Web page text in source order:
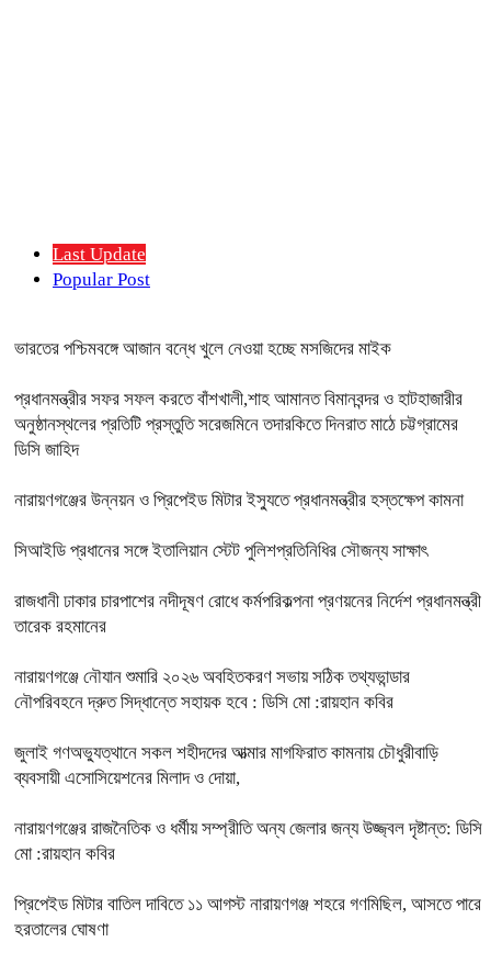
Last Update
Popular Post
ভারতের পশ্চিমবঙ্গে আজান বন্ধে খুলে নেওয়া হচ্ছে মসজিদের মাইক
প্রধানমন্ত্রীর সফর সফল করতে বাঁশখালী,শাহ আমানত বিমানবন্দর ও হাটহাজারীর
অনুষ্ঠানস্থলের প্রতিটি প্রস্তুতি সরেজমিনে তদারকিতে দিনরাত মাঠে চট্টগ্রামের
ডিসি জাহিদ
নারায়ণগঞ্জের উন্নয়ন ও প্রিপেইড মিটার ইস্যুতে প্রধানমন্ত্রীর হস্তক্ষেপ কামনা
সিআইডি প্রধানের সঙ্গে ইতালিয়ান স্টেট পুলিশপ্রতিনিধির সৌজন্য সাক্ষাৎ
রাজধানী ঢাকার চারপাশের নদীদূষণ রোধে কর্মপরিকল্পনা প্রণয়নের নির্দেশ প্রধানমন্ত্রী
তারেক রহমানের
নারায়ণগঞ্জে নৌযান শুমারি ২০২৬ অবহিতকরণ সভায় সঠিক তথ্যভান্ডার
নৌপরিবহনে দ্রুত সিদ্ধান্তে সহায়ক হবে : ডিসি মো :রায়হান কবির
জুলাই গণঅভ্যুত্থানে সকল শহীদদের আত্মার মাগফিরাত কামনায় চৌধুরীবাড়ি
ব্যবসায়ী এসোসিয়েশনের মিলাদ ও দোয়া,
নারায়ণগঞ্জের রাজনৈতিক ও ধর্মীয় সম্প্রীতি অন্য জেলার জন্য উজ্জ্বল দৃষ্টান্ত: ডিসি
মো :রায়হান কবির
প্রিপেইড মিটার বাতিল দাবিতে ১১ আগস্ট নারায়ণগঞ্জ শহরে গণমিছিল, আসতে পারে
হরতালের ঘোষণা